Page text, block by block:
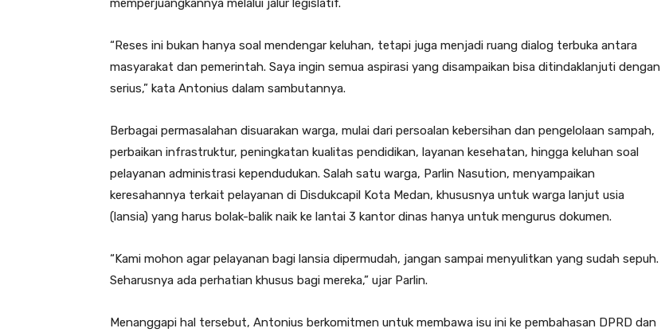
memperjuangkannya melalui jalur legislatif.
“Reses ini bukan hanya soal mendengar keluhan, tetapi juga menjadi ruang dialog terbuka antara
masyarakat dan pemerintah. Saya ingin semua aspirasi yang disampaikan bisa ditindaklanjuti dengan
serius,” kata Antonius dalam sambutannya.
Berbagai permasalahan disuarakan warga, mulai dari persoalan kebersihan dan pengelolaan sampah,
perbaikan infrastruktur, peningkatan kualitas pendidikan, layanan kesehatan, hingga keluhan soal
pelayanan administrasi kependudukan. Salah satu warga, Parlin Nasution, menyampaikan
keresahannya terkait pelayanan di Disdukcapil Kota Medan, khususnya untuk warga lanjut usia
(lansia) yang harus bolak-balik naik ke lantai 3 kantor dinas hanya untuk mengurus dokumen.
“Kami mohon agar pelayanan bagi lansia dipermudah, jangan sampai menyulitkan yang sudah sepuh.
Seharusnya ada perhatian khusus bagi mereka,” ujar Parlin.
Menanggapi hal tersebut, Antonius berkomitmen untuk membawa isu ini ke pembahasan DPRD dan